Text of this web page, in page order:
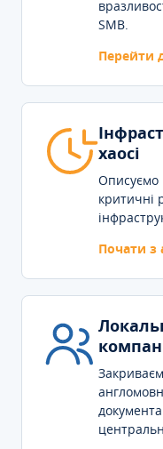
SMB.
Перейти
хаосі
Описуємо
критичні
Почати з